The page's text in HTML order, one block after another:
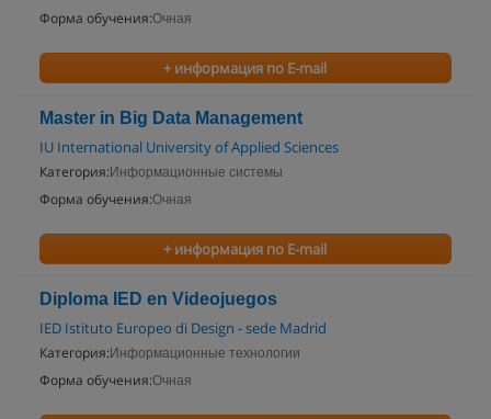
Форма обучения:Очная
+ информация по E-mail
Master in Big Data Management
IU International University of Applied Sciences
Категория: Информационные системы
Форма обучения:Очная
+ информация по E-mail
Diploma IED en Videojuegos
IED Istituto Europeo di Design - sede Madrid
Категория: Информационные технологии
Форма обучения:Очная